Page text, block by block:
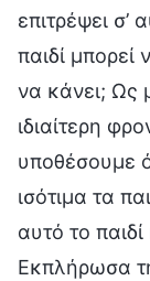
επιτρέψει σ’
παιδί μπορεί
να κάνει; Ως
ιδιαίτερη
υποθέσουμε
ισότιμα τα
αυτό το
Εκπλήρωσα